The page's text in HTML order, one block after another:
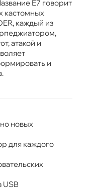
E7 говорит
кастомных
каждый из
атакой и
и
новых
для каждого
USB